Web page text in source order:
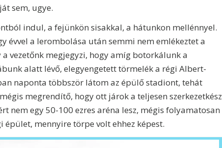
sem, ugye.
indul, a fejünkön sisakkal, a hátunkon mellénnyel.
évvel a lerombolása után semmi nem emlékeztet a
vezetőnk megjegyzi, hogy amíg botorkálunk a
alatt lévő, elegyengetett törmelék a régi Albert-
naponta többször látom az épülő stadiont, tehát
megrendítő, hogy ott járok a teljesen szerkezetkész
nem egy 50-100 ezres aréna lesz, mégis folyamatosan
mennyire törpe volt ehhez képest.